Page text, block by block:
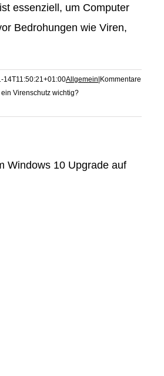
essenziell, um Computer
Bedrohungen wie Viren,
14T11:50:21+01:00Allgemein Kommentare
Virenschutz wichtig?